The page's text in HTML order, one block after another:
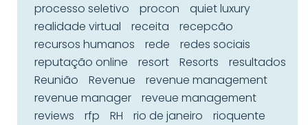
processo seletivo
procon
quiet luxury
realidade virtual
receita
recepcão
recursos humanos
rede
redes sociais
reputação online
resort Resorts
resultados
Reunião
Revenue
revenue management
revenue manager
reveue management
reviews
rfp RH rio de janeiro
rioquente